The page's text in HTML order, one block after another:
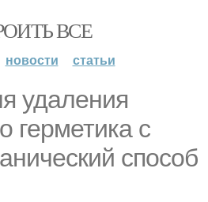
ВСЕ
новости статьи
удаления
герметика с
способ